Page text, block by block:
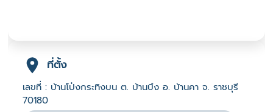
ที่ตั้ง
เลขที่ : บ้านโป่งกระทิงบน ต. บ้านบึง อ. บ้านคา จ. ราชบุรี
70180